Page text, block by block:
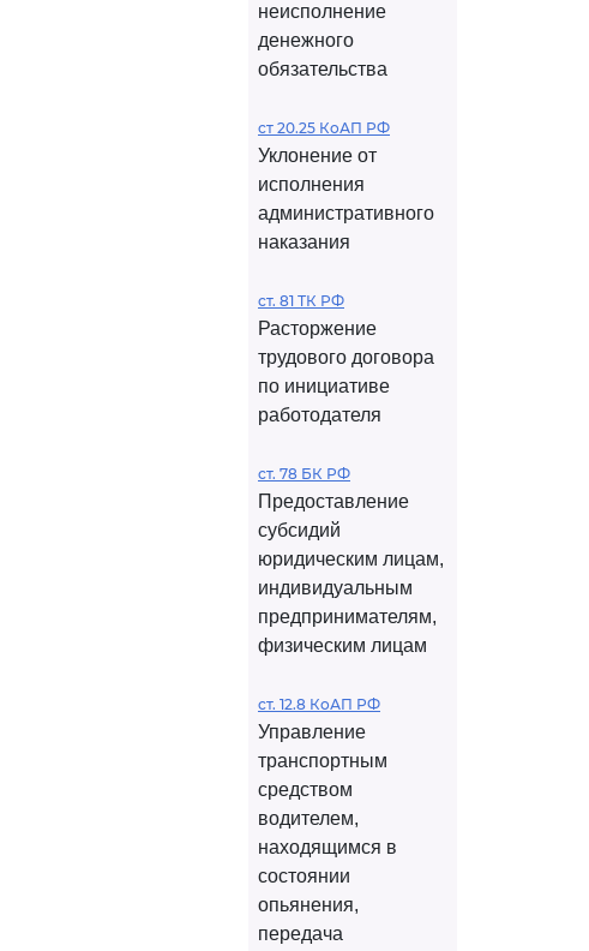
неисполнение
денежного
обязательства
ст 20.25 КоАП РФ
Уклонение от
исполнения
административного
наказания
ст. 81 ТК РФ
Расторжение
трудового договора
по инициативе
работодателя
ст. 78 БК РФ
Предоставление
субсидий
юридическим лицам,
индивидуальным
предпринимателям,
физическим лицам
ст. 12.8 КоАП РФ
Управление
транспортным
средством
водителем,
находящимся в
состоянии
опьянения,
передача